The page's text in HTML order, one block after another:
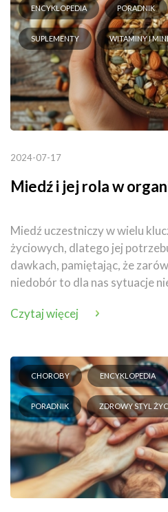
ENCYKLOPEDIA PORADNIK
SUPLEMENTY WITAMINY I
2024-07-17
Miedź i jej rola w
Miedź uczestniczy w wielu
życiowych, dlatego jej
dawkach, pamiętając, że
niedobór to dla nas sytuacje
Czytaj więcej
CHOROBY ENCYKLOPEDIA
PORADNIK ZDROWY STYL